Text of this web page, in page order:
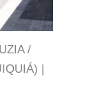
/
|